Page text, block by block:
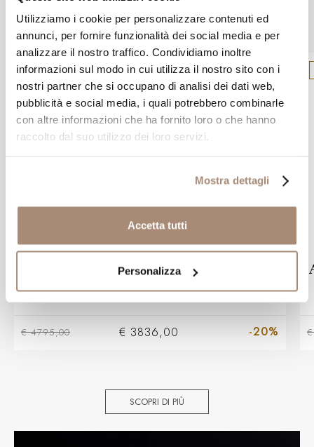
Utilizziamo i cookie per personalizzare contenuti ed
annunci, per fornire funzionalità dei social media e per
analizzare il nostro traffico. Condividiamo inoltre
informazioni sul modo in cui utilizza il nostro sito con i
nostri partner che si occupano di analisi dei dati web,
pubblicità e social media, i quali potrebbero combinarle
con altre informazioni che ha fornito loro o che hanno
raccolto dal suo utilizzo dei loro servizi.
Mostra dettagli
Accetta tutti
Personalizza
In vetrina
SALVINI
Anello trilogy Salvini Daphne in oro
bianco e diamanti
€ 4795,00 € 3836,00 -20%
SCOPRI DI PIÙ